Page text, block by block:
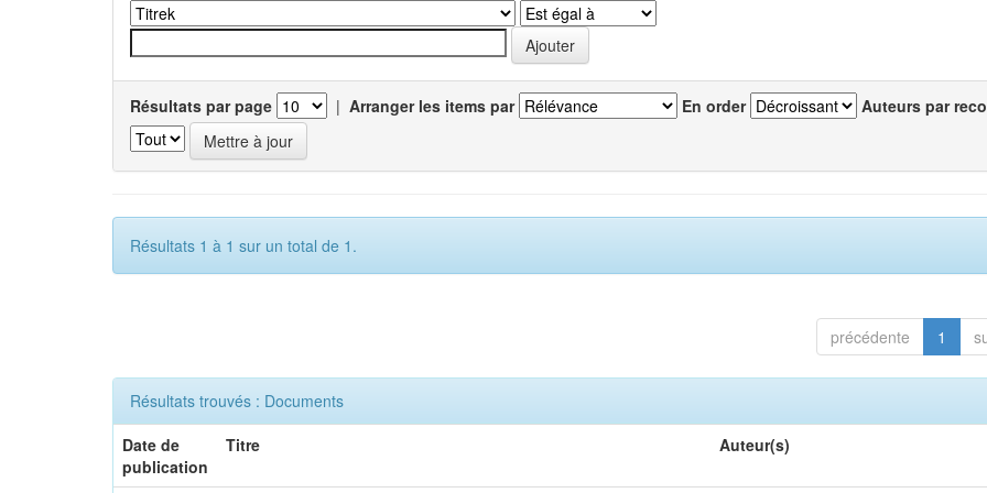
Résultats par page | Arranger les items par En order Auteurs par
Résultats 1 à 1 sur un total de 1.
précédente 1
Résultats trouvés : Documents
Date de
publication
Titre Auteur(s)